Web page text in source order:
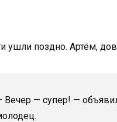
ушли поздно. Артём,
Вечер — супер! —